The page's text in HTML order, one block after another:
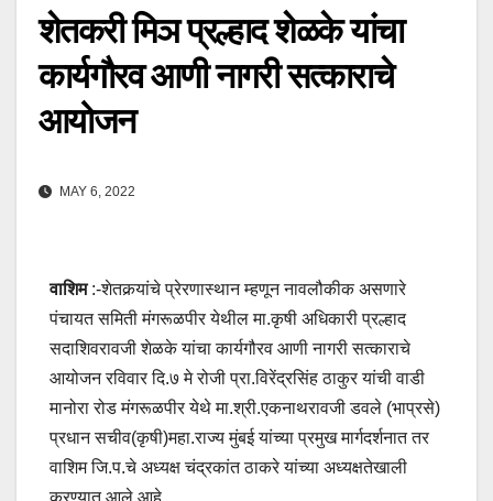
शेतकरी मिञ प्रल्हाद शेळके यांचा
कार्यगौरव आणी नागरी सत्काराचे
आयोजन
MAY 6, 2022
वाशिम:-शेतकर्‍यांचे प्रेरणास्थान म्हणून नावलौकीक असणारे
पंचायत समिती मंगरूळपीर येथील मा.कृषी अधिकारी प्रल्हाद
सदाशिवरावजी शेळके यांचा कार्यगौरव आणी नागरी सत्काराचे
आयोजन रविवार दि.७ मे रोजी प्रा.विरेंद्रसिंह ठाकुर यांची वाडी
मानोरा रोड मंगरूळपीर येथे मा.श्री.एकनाथरावजी डवले (भाप्रसे)
प्रधान सचीव(कृषी)महा.राज्य मुंबई यांच्या प्रमुख मार्गदर्शनात तर
वाशिम जि.प.चे अध्यक्ष चंद्रकांत ठाकरे यांच्या अध्यक्षतेखाली